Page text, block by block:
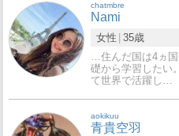
chatmbre
Nami
女性 35歳
…住んだ国は4ヵ
礎から学習したい
て世界で活躍し…
aokikuu
青貴空羽